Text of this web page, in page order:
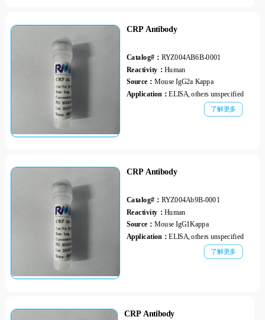
CRP Antibody
Catalog#：RYZ004AB6B-0001
Reactivity：Human
Source：Mouse IgG2a Kappa
Application：ELISA, others unspecified
了解更多
CRP Antibody
Catalog#：RYZ004Ab9B-0001
Reactivity：Human
Source：Mouse IgG1Kappa
Application：ELISA, others unspecified
了解更多
CRP Antibody